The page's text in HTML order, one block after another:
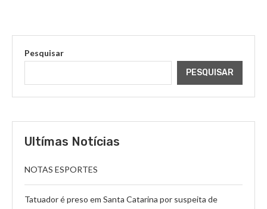
Pesquisar
PESQUISAR
Ultímas Notícias
NOTAS ESPORTES
Tatuador é preso em Santa Catarina por suspeita de